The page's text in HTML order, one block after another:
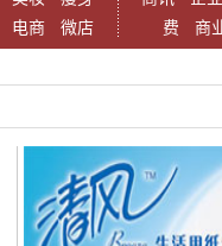
电商 微店
费
商